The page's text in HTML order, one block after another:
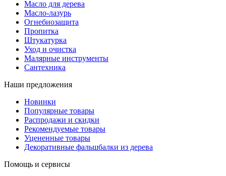
Масло для дерева
Масло-лазурь
Огнебиозащита
Пропитка
Штукатурка
Уход и очистка
Малярные инструменты
Сантехника
Наши предложения
Новинки
Популярные товары
Распродажи и скидки
Рекомендуемые товары
Уцененные товары
Декоративные фальшбалки из дерева
Помощь и сервисы